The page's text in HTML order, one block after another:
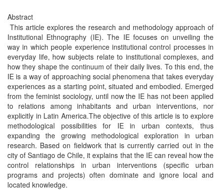
Abstract
This article explores the research and methodology approach of
Institutional Ethnography (IE). The IE focuses on unveiling the
way in which people experience institutional control processes in
everyday life, how subjects relate to institutional complexes, and
how they shape the continuum of their daily lives. To this end, the
IE is a way of approaching social phenomena that takes everyday
experiences as a starting point, situated and embodied. Emerged
from the feminist sociology, until now the IE has not been applied
to relations among inhabitants and urban interventions, nor
explicitly in Latin America.The objective of this article is to explore
methodological possibilities for IE in urban contexts, thus
expanding the growing methodological exploration in urban
research. Based on fieldwork that is currently carried out in the
city of Santiago de Chile, it explains that the IE can reveal how the
control relationships in urban interventions (specific urban
programs and projects) often dominate and ignore local and
located knowledge.